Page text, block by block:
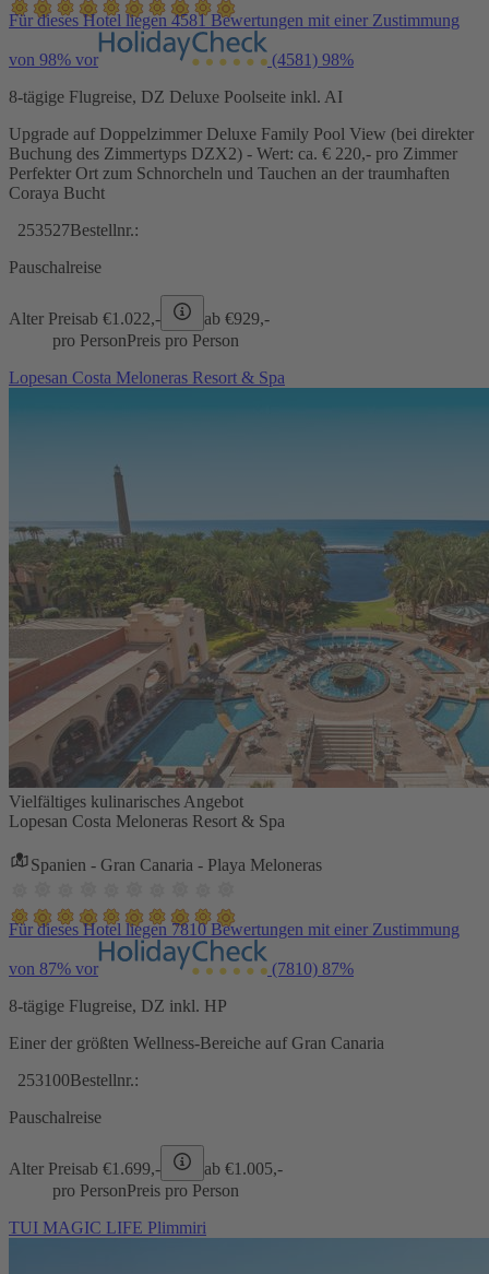
Für dieses Hotel liegen 4581 Bewertungen mit einer Zustimmung
von 98% vor (4581) 98%
8-tägige Flugreise, DZ Deluxe Poolseite inkl. AI
Upgrade auf Doppelzimmer Deluxe Family Pool View (bei direkter
Buchung des Zimmertyps DZX2) - Wert: ca. € 220,- pro Zimmer
Perfekter Ort zum Schnorcheln und Tauchen an der traumhaften
Coraya Bucht
253527Bestellnr.:
Pauschalreise
Alter Preisab €1.022,- ab €929,-
pro PersonPreis pro Person
Lopesan Costa Meloneras Resort & Spa
Vielfältiges kulinarisches Angebot
Lopesan Costa Meloneras Resort & Spa
Spanien - Gran Canaria - Playa Meloneras
Für dieses Hotel liegen 7810 Bewertungen mit einer Zustimmung
von 87% vor (7810) 87%
8-tägige Flugreise, DZ inkl. HP
Einer der größten Wellness-Bereiche auf Gran Canaria
253100Bestellnr.:
Pauschalreise
Alter Preisab €1.699,- ab €1.005,-
pro PersonPreis pro Person
TUI MAGIC LIFE Plimmiri